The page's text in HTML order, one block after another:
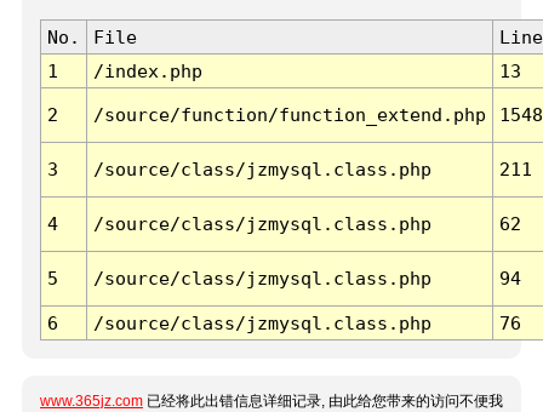
No. File
Line
1
/index.php 13
2 /source/function/function_extend.php 1548
3 /source/class/jzmysql.class.php 211
4 /source/class/jzmysql.class.php 62
5 /source/class/jzmysql.class.php 94
6 /source/class/jzmysql.class.php 76
www.365jz.com 已经将此出错信息详细记录, 由此给您带来的访问不便我